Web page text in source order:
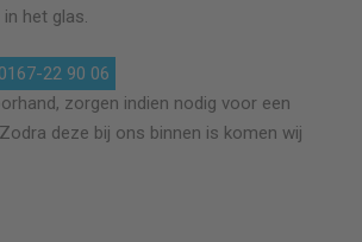
het glas.
0167-22 90 06
zorgen indien nodig voor een
deze bij ons binnen is komen wij